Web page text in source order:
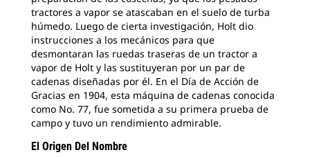
tractores a vapor se atascaban en el suelo de turba
húmedo. Luego de cierta investigación, Holt dio
instrucciones a los mecánicos para que
desmontaran las ruedas traseras de un tractor a
vapor de Holt y las sustituyeran por un par de
cadenas diseñadas por él. En el Día de Acción de
Gracias en 1904, esta máquina de cadenas conocida
como No. 77, fue sometida a su primera prueba de
campo y tuvo un rendimiento admirable.
El Origen Del Nombre